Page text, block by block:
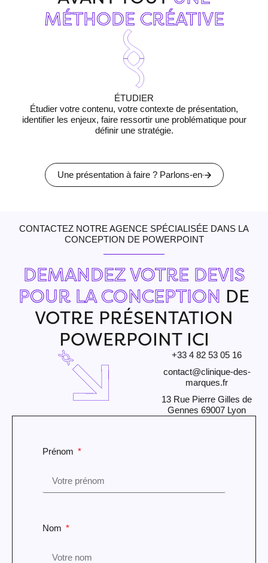
MÉTHODE CRÉATIVE
ÉTUDIER
Étudier votre contenu, votre contexte de présentation,
identifier les enjeux, faire ressortir une problématique pour
définir une stratégie.
Une présentation à faire ? Parlons-en
CONTACTEZ NOTRE AGENCE SPÉCIALISÉE DANS LA
CONCEPTION DE POWERPOINT
DEMANDEZ VOTRE DEVIS
POUR LA CONCEPTION DE
VOTRE PRÉSENTATION
POWERPOINT ICI
+33 4 82 53 05 16
contact@clinique-des-
marques.fr
13 Rue Pierre Gilles de
Gennes 69007 Lyon
Prénom
Nom